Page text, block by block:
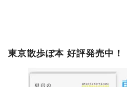
東京散歩ぽ本 好評発売中！